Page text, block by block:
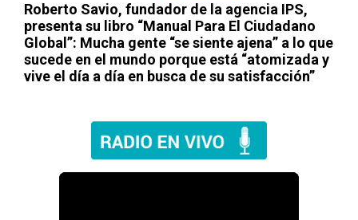
Roberto Savio, fundador de la agencia IPS,
presenta su libro “Manual Para El Ciudadano
Global”: Mucha gente “se siente ajena” a lo que
sucede en el mundo porque está “atomizada y
vive el día a día en busca de su satisfacción”